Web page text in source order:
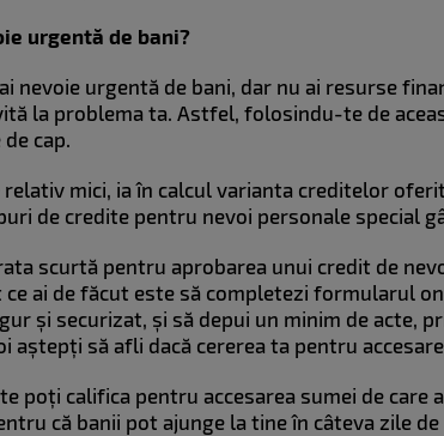
urgentă de bani?
nevoie urgentă de bani, dar nu ai resurse
la problema ta. Astfel, folosindu-te de
cap.
relativ mici, ia în calcul varianta creditelor
de credite pentru nevoi personale special
scurtă pentru aprobarea unui credit de
ai de făcut este să completezi formularul
și securizat, și să depui un minim de acte,
aștepți să afli dacă cererea ta pentru
poți califica pentru accesarea sumei de care
că banii pot ajunge la tine în câteva zile de